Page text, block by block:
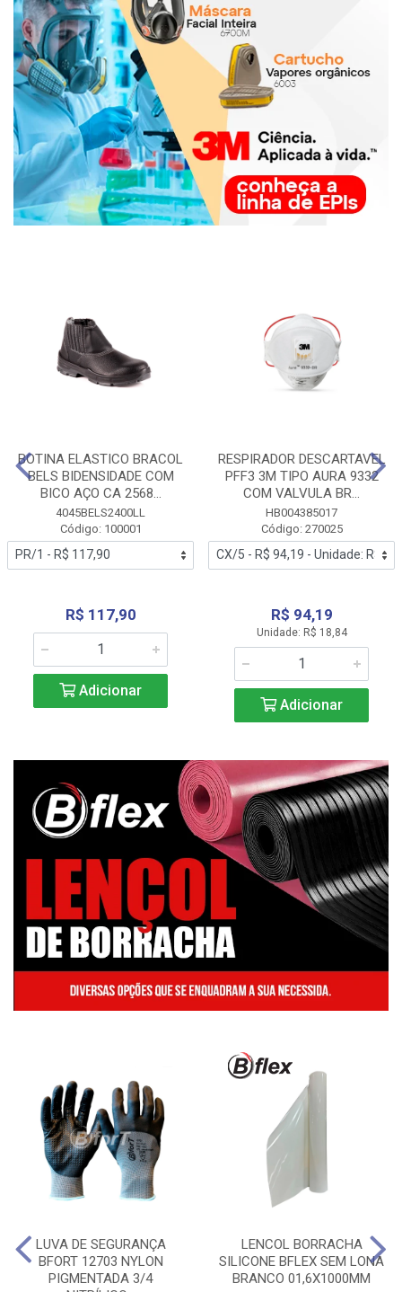
BOTINA ELASTICO BRACOL
BELS BIDENSIDADE COM
BICO AÇO CA 2568...
4045BELS2400LL
Código: 100001
R$ 117,90
Adicionar
RESPIRADOR DESCARTAVEL
PFF3 3M TIPO AURA 9332
COM VALVULA BR...
HB004385017
Código: 270025
R$ 94,19
Unidade: R$ 18,84
Adicionar
LUVA DE SEGURANÇA
BFORT 12703 NYLON
PIGMENTADA 3/4
LENCOL BORRACHA
SILICONE BFLEX SEM LONA
BRANCO 01,6X1000MM